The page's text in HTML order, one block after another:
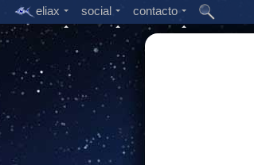
eliax social contacto